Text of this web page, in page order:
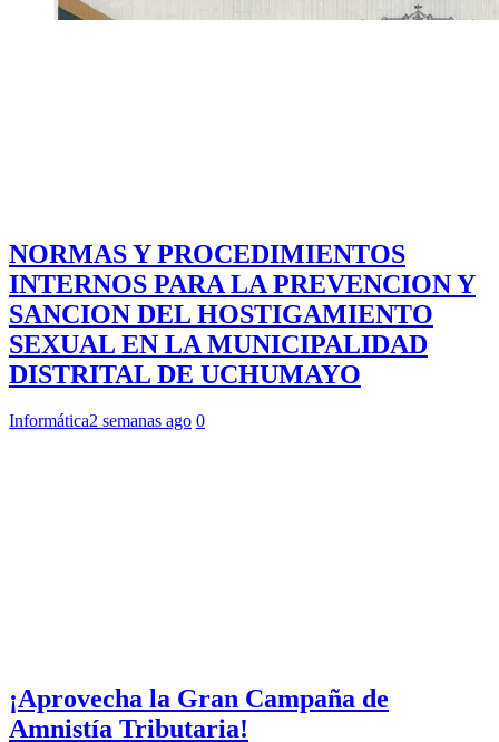
NORMAS Y PROCEDIMIENTOS
INTERNOS PARA LA PREVENCION Y
SANCION DEL HOSTIGAMIENTO
SEXUAL EN LA MUNICIPALIDAD
DISTRITAL DE UCHUMAYO
Informática2 semanas ago 0
¡Aprovecha la Gran Campaña de
Amnistía Tributaria!